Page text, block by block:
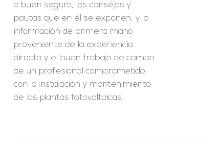
a buen seguro, los consejos y
pautas que en él se exponen, y la
información de primera mano
proveniente de la experiencia
directa y el buen trabajo de campo
de un profesional comprometido
con la instalación y mantenimiento
de las plantas fotovoltaicas.